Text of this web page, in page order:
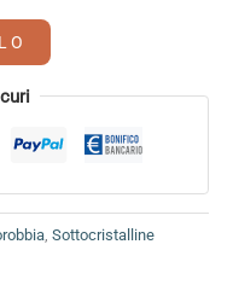
, Sottocristalline